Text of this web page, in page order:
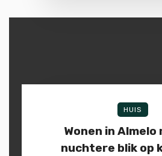
HUIS
Wonen in Almelo
nuchtere blik op